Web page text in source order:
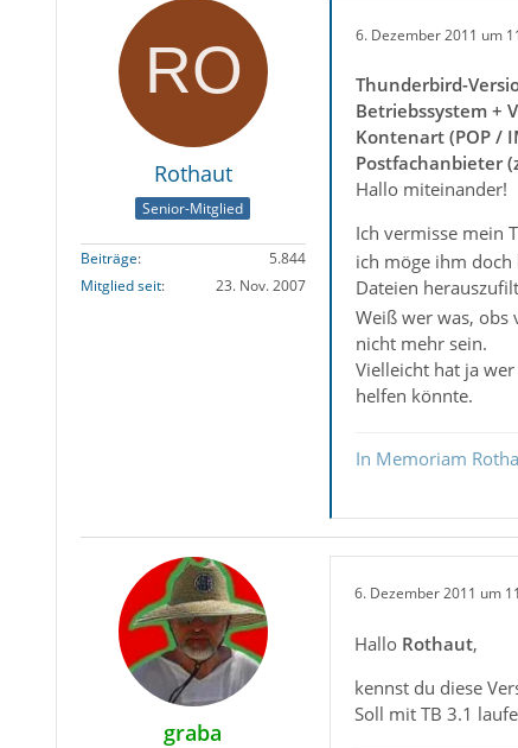
Rothaut
Senior-Mitglied
Beiträge
5.844
Mitglied seit
23. Nov. 2007
6. Dezember 2011 um
Thunderbird-
Betriebssystem +
Kontenart (POP /
Postfachanbieter
Hallo miteinander!
Ich vermisse mein
ich möge ihm doch
Dateien
Weiß wer was, obs
nicht mehr sein.
Vielleicht hat ja
helfen könnte.
In Memoriam
graba
6. Dezember 2011 um
Hallo Rothaut,
kennst du diese
Soll mit TB 3.1